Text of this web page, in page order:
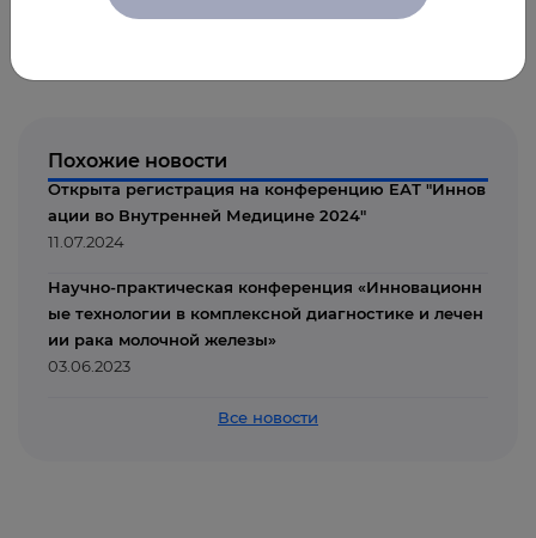
Похожие новости
Открыта регистрация на конференцию ЕАТ "Иннов
ации во Внутренней Медицине 2024"
11.07.2024
Научно-практическая конференция «Инновационн
ые технологии в комплексной диагностике и лечен
ии рака молочной железы»
03.06.2023
Все новости